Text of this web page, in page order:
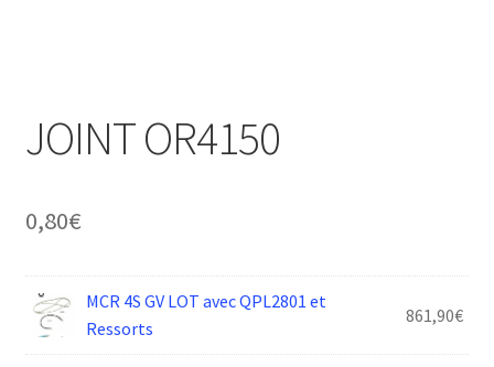
JOINT OR4150
0,80€
MCR 4S GV LOT avec QPL2801 et
Ressorts
861,90€